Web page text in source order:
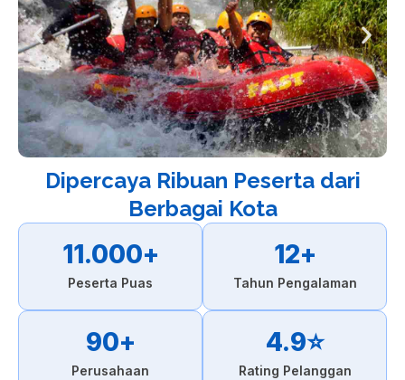
Dipercaya Ribuan Peserta dari
Berbagai Kota
Peserta Puas
11.000+
Tahun Pengalaman
12+
Perusahaan
90+
Rating Pelanggan
4.9⭐️